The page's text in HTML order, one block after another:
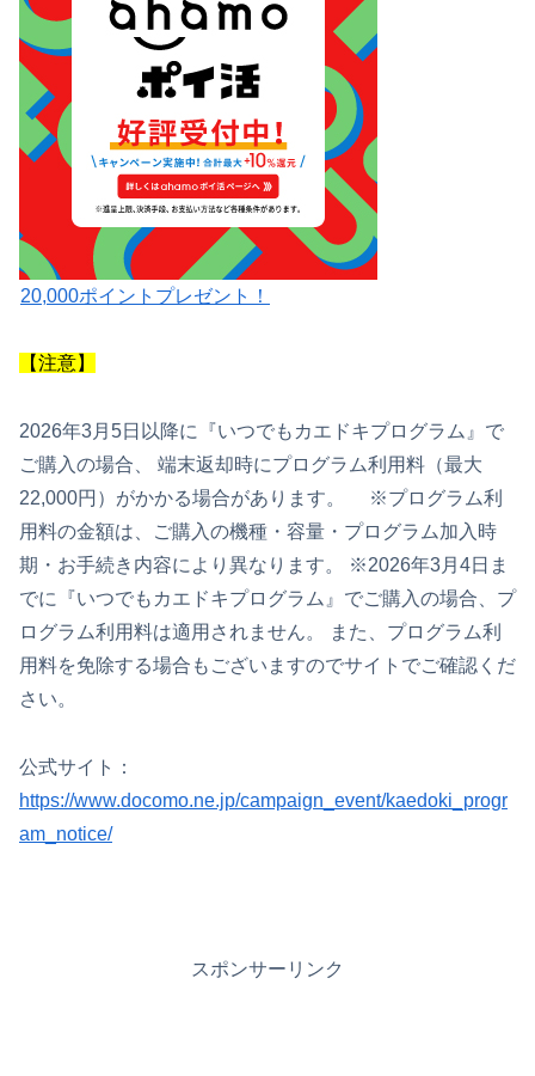
20,000ポイントプレゼント！
【注意】
2026年3月5日以降に『いつでもカエドキプログラム』で
ご購入の場合、 端末返却時にプログラム利用料（最大
22,000円）がかかる場合があります。 ※プログラム利
用料の金額は、ご購入の機種・容量・プログラム加入時
期・お手続き内容により異なります。 ※2026年3月4日ま
でに『いつでもカエドキプログラム』でご購入の場合、プ
ログラム利用料は適用されません。 また、プログラム利
用料を免除する場合もございますのでサイトでご確認くだ
さい。
公式サイト：
https://www.docomo.ne.jp/campaign_event/kaedoki_progr
am_notice/
スポンサーリンク